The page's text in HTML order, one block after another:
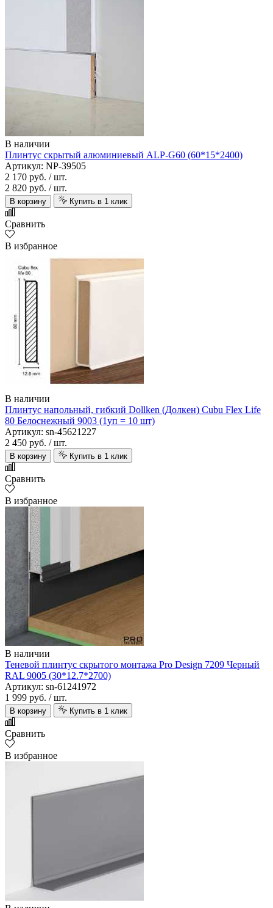
В наличии
Плинтус скрытый алюминиевый ALP-G60 (60*15*2400)
Артикул: NP-39505
2 170 руб. / шт.
2 820 руб. / шт.
В корзину Купить в 1 клик
Сравнить
В избранное
В наличии
Плинтус напольный, гибкий Dollken (Долкен) Cubu Flex Life
80 Белоснежный 9003 (1уп = 10 шт)
Артикул: sn-45621227
2 450 руб. / шт.
В корзину Купить в 1 клик
Сравнить
В избранное
В наличии
Теневой плинтус скрытого монтажа Pro Design 7209 Черный
RAL 9005 (30*12.7*2700)
Артикул: sn-61241972
1 999 руб. / шт.
В корзину Купить в 1 клик
Сравнить
В избранное